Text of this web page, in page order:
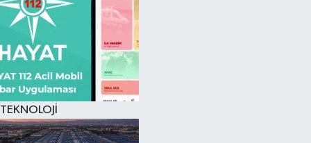
TEKNOLOJİ